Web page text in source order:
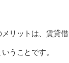
リットは、賃貸借
うことです。